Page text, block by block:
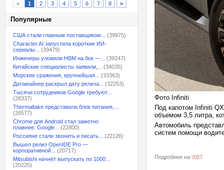
< 1 2 3 4 5 6 7 8 >
Популярные
США стали главным поставщиком...
(39975)
Character.AI запустила короткие ИИ-
сериалы...
(39479)
Инженеры уложили HBM на бок —...
(39247)
Китайские специалисты заявили,...
(34035)
Морские сражения, крупнейшая...
(33363)
Датамайнер раскрыл дату релиза...
(32253)
Тысячи сотрудников Google требуют...
(28337)
Thermaltake представила блок питания,...
(26577)
Chrome для Android стал заметно
плавнее: Google...
(22800)
Россияне стали звонить и писать...
(22126)
Вышел релиз OpenIDE Pro —
корпоративной...
(20717)
Mitsubishi начнёт выпускать по 1000...
(20225)
Фото Infiniti
Под капотом Infiniti
объемом 3,5 литра,
Автомобиль
систем помощи
Подробнее на iXBT